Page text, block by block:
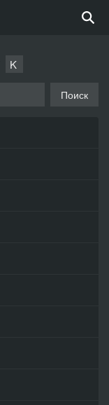
K
Поиск